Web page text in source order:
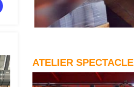
ATELIER SPECTACLE